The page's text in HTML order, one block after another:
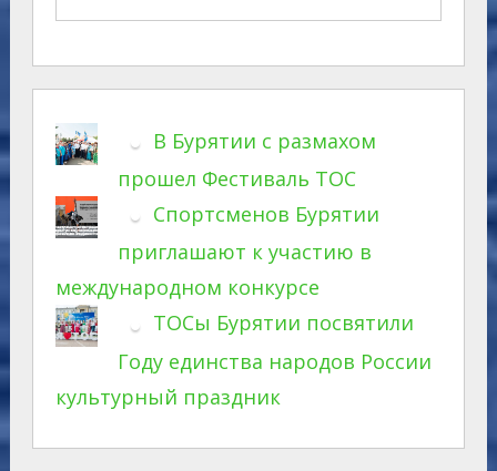
В Бурятии с размахом
прошел Фестиваль ТОС
Спортсменов Бурятии
приглашают к участию в
международном конкурсе
ТОСы Бурятии посвятили
Году единства народов России
культурный праздник